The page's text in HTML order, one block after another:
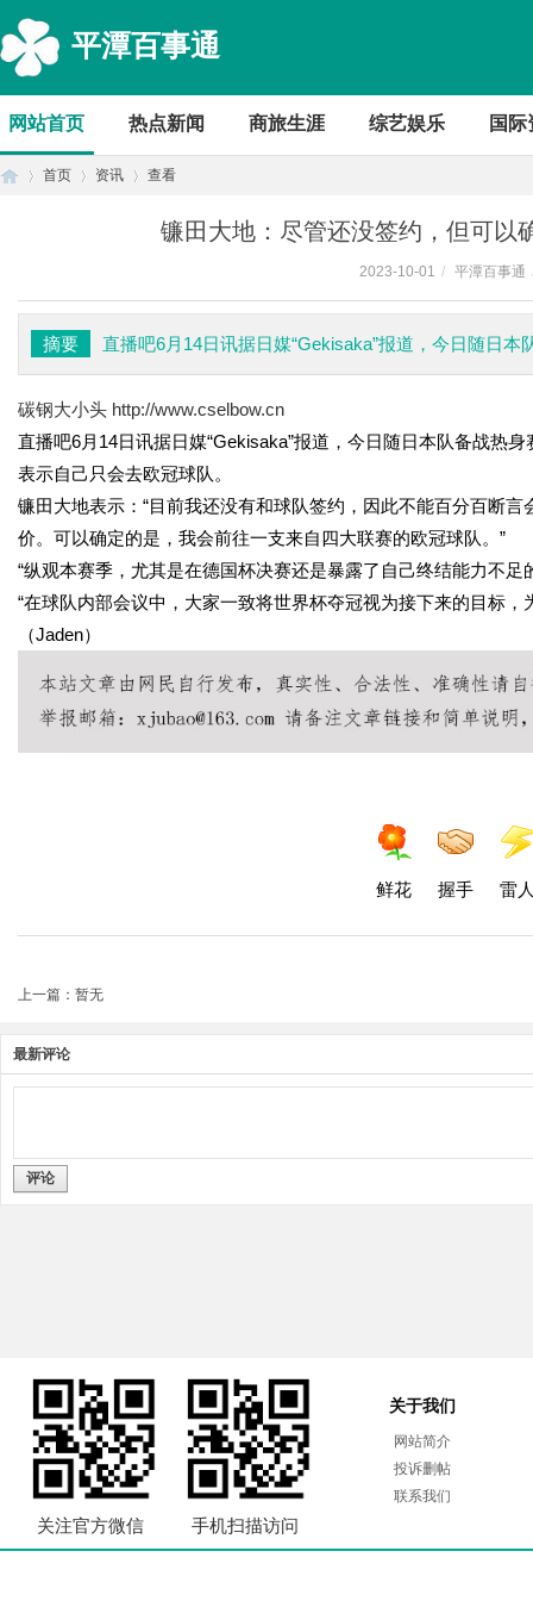
平潭百事通
网站首页 热点新闻 商旅生涯 综艺娱乐 国际
首页 资讯 查看
镰田大地：尽管还没签约，但可以
2023-10-01 / 平潭百事通
摘要 直播吧6月14日讯据日媒“Gekisaka”报道，今日随日
碳钢大小头 http://www.cselbow.cn
直播吧6月14日讯据日媒“Gekisaka”报道，今日随日本队备战热
表示自己只会去欧冠球队。
镰田大地表示：“目前我还没有和球队签约，因此不能百分百断
价。可以确定的是，我会前往一支来自四大联赛的欧冠球队。”
“纵观本赛季，尤其是在德国杯决赛还是暴露了自己终结能力不
“在球队内部会议中，大家一致将世界杯夺冠视为接下来的目标
（Jaden）
鲜花 握手 雷
上一篇：暂无
最新评论
评论
关注官方微信 手机扫描访问
关于我们
网站简介
投诉删帖
联系我们